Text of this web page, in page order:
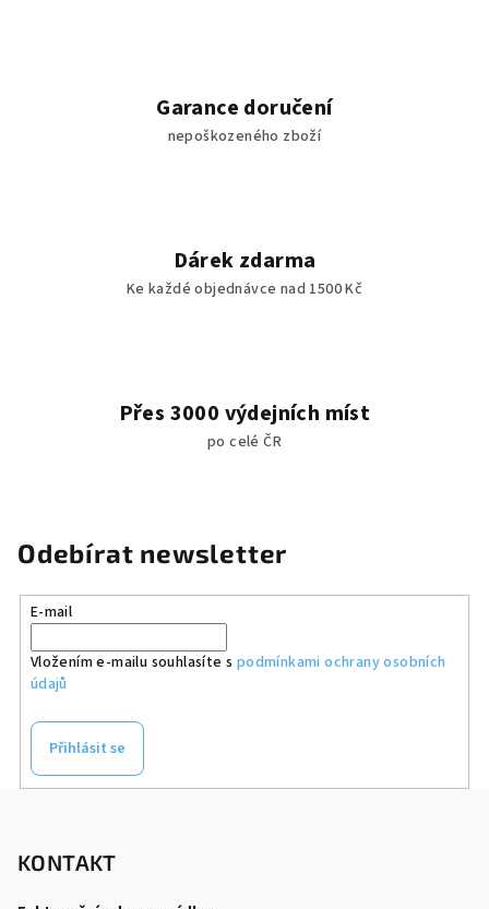
Garance doručení
nepoškozeného zboží
Dárek zdarma
Ke každé objednávce nad 1500 Kč
Přes 3000 výdejních míst
po celé ČR
Odebírat newsletter
E-mail
Vložením e-mailu souhlasíte s podmínkami ochrany osobních
údajů
Přihlásit se
KONTAKT